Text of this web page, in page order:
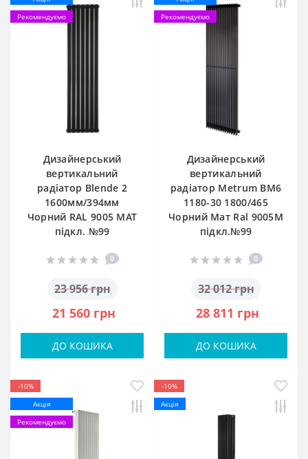
Рекомендуємо
Дизайнерський
вертикальний
радіатор Blende 2
1600мм/394мм
Чорний RAL 9005 MAT
підкл. №99
0
23 956 грн
21 560 грн
ДО КОШИКА
Рекомендуємо
Дизайнерський
вертикальний
радіатор Metrum BM6
1180-30 1800/465
Чорний Мат Ral 9005M
підкл.№99
0
32 012 грн
28 811 грн
ДО КОШИКА
-10%
Акція
Рекомендуємо
-10%
Акція